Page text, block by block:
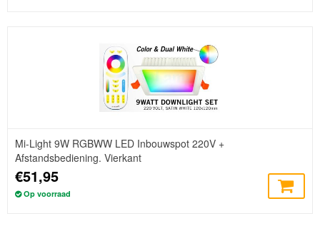
Mi-Light 9W RGBWW LED Inbouwspot 220V +
Afstandsbediening. Vierkant
€51,95
Op voorraad